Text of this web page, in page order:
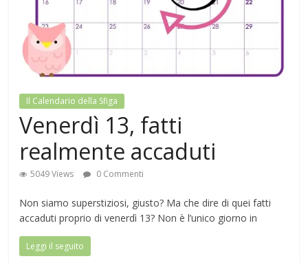
Il Calendario della Sfiga
Venerdì 13, fatti
realmente accaduti
5049 Views 0 Commenti
Non siamo superstiziosi, giusto? Ma che dire di quei fatti
accaduti proprio di venerdì 13? Non è l’unico giorno in
Leggi il seguito